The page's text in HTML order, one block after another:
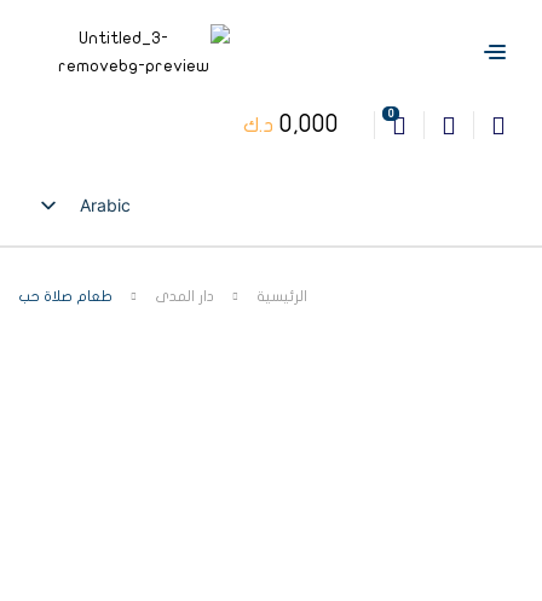
0
0,000 د.ك
Arabic
English
الرئيسية دار المدى طعام صلاة حب